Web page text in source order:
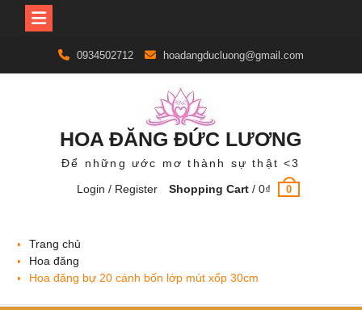
content
0934502712 hoadangducluong@gmail.com
HOA ĐĂNG ĐỨC LƯƠNG
Để những ước mơ thành sự thật <3
Login / Register
Shopping Cart /0₫ 0
Trang chủ
Hoa đăng
Hoa đăng bự 20 cánh bốn lớp mút xốp 30cm